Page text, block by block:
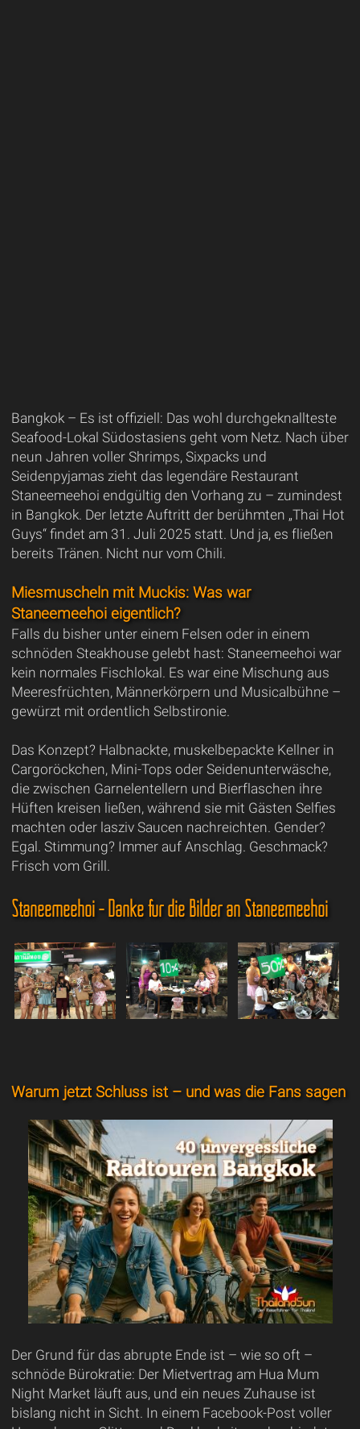
Bangkok – Es ist offiziell: Das wohl durchgeknallteste
Seafood-Lokal Südostasiens geht vom Netz. Nach über
neun Jahren voller Shrimps, Sixpacks und
Seidenpyjamas zieht das legendäre Restaurant
Staneemeehoi endgültig den Vorhang zu – zumindest
in Bangkok. Der letzte Auftritt der berühmten „Thai Hot
Guys“ findet am 31. Juli 2025 statt. Und ja, es fließen
bereits Tränen. Nicht nur vom Chili.
Miesmuscheln mit Muckis: Was war
Staneemeehoi eigentlich?
Falls du bisher unter einem Felsen oder in einem
schnöden Steakhouse gelebt hast: Staneemeehoi war
kein normales Fischlokal. Es war eine Mischung aus
Meeresfrüchten, Männerkörpern und Musicalbühne –
gewürzt mit ordentlich Selbstironie.
Das Konzept? Halbnackte, muskelbepackte Kellner in
Cargoröckchen, Mini-Tops oder Seidenunterwäsche,
die zwischen Garnelentellern und Bierflaschen ihre
Hüften kreisen ließen, während sie mit Gästen Selfies
machten oder lasziv Saucen nachreichten. Gender?
Egal. Stimmung? Immer auf Anschlag. Geschmack?
Frisch vom Grill.
Staneemeehoi - Danke für die Bilder an Staneemeehoi
Warum jetzt Schluss ist – und was die Fans sagen
Der Grund für das abrupte Ende ist – wie so oft –
schnöde Bürokratie: Der Mietvertrag am Hua Mum
Night Market läuft aus, und ein neues Zuhause ist
bislang nicht in Sicht. In einem Facebook-Post voller